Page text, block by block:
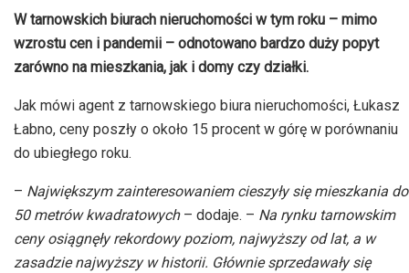
W tarnowskich biurach nieruchomości w tym roku – mimo
wzrostu cen i pandemii – odnotowano bardzo duży popyt
zarówno na mieszkania, jak i domy czy działki.
Jak mówi agent z tarnowskiego biura nieruchomości, Łukasz
Łabno, ceny poszły o około 15 procent w górę w porównaniu
do ubiegłego roku.
– Największym zainteresowaniem cieszyły się mieszkania do
50 metrów kwadratowych– dodaje. – Na rynku tarnowskim
ceny osiągnęły rekordowy poziom, najwyższy od lat, a w
zasadzie najwyższy w historii. Głównie sprzedawały się